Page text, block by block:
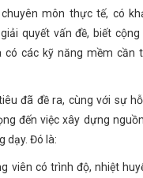
môn thực tế, có
quyết vấn đề, biết
có các kỹ năng mềm cần
đã đề ra, cùng với sự
đến việc xây dựng
dạy. Đó là:
viên có trình độ, nhiệt